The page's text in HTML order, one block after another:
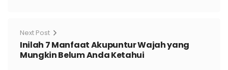
Next Post
Inilah 7 Manfaat Akupuntur Wajah yang
Mungkin Belum Anda Ketahui